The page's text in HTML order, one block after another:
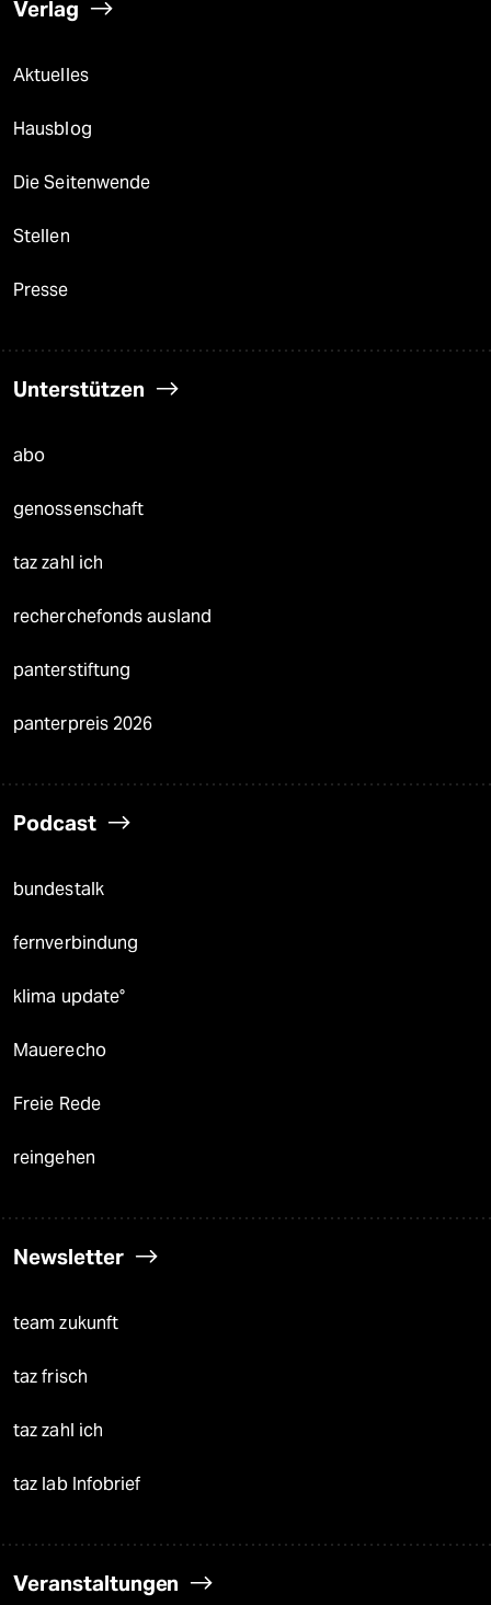
Verlag
Aktuelles
Hausblog
Die Seitenwende
Stellen
Presse
Unterstützen
abo
genossenschaft
taz zahl ich
recherchefonds ausland
panterstiftung
panterpreis 2026
Podcast
bundestalk
fernverbindung
klima update°
Mauerecho
Freie Rede
reingehen
Newsletter
team zukunft
taz frisch
taz zahl ich
taz lab Infobrief
Veranstaltungen